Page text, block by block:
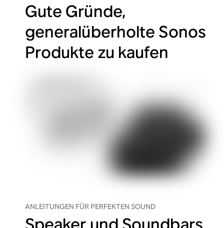
Gute Gründe,
generalüberholte Sonos
Produkte zu kaufen
ANLEITUNGEN FÜR PERFEKTEN SOUND